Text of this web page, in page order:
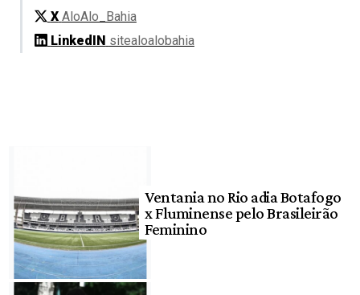
X AloAlo_Bahia
LinkedIN sitealoalobahia
Ventania no Rio adia Botafogo
x Fluminense pelo Brasileirão
Feminino